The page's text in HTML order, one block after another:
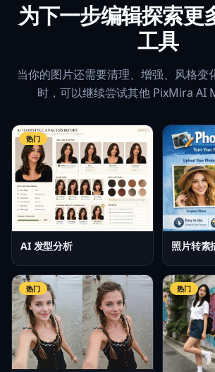
为下一步编辑探索更
工具
当你的图片还需要清理、增强、风格变
时，可以继续尝试其他 PixMira AI
热门
AI 发型分析 照片转素
热门 热门